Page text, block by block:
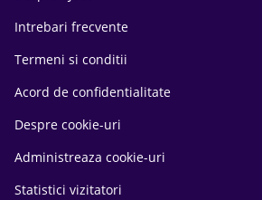
Intrebari frecvente
Termeni si conditii
Acord de confidentialitate
Despre cookie-uri
Administreaza cookie-uri
Statistici vizitatori